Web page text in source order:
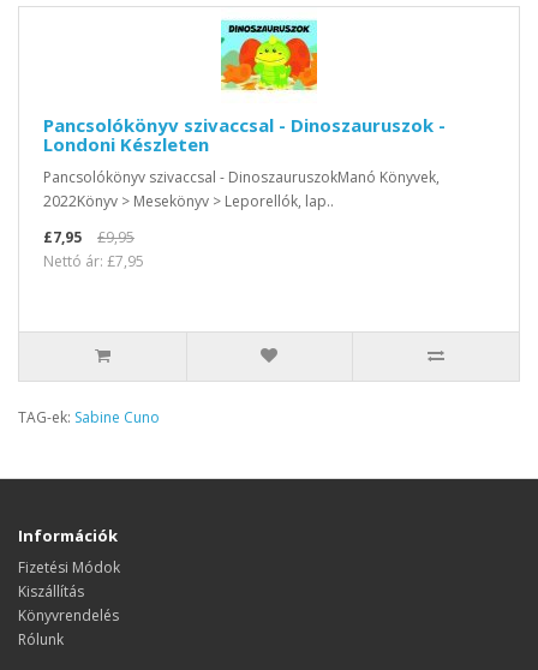
Pancsolókönyv szivaccsal - Dinoszauruszok -
Londoni Készleten
Pancsolókönyv szivaccsal - DinoszauruszokManó Könyvek,
2022Könyv > Mesekönyv > Leporellók, lap..
£7,95
£9,95
Nettó ár: £7,95
TAG-ek: Sabine Cuno
Információk
Fizetési Módok
Kiszállítás
Könyvrendelés
Rólunk